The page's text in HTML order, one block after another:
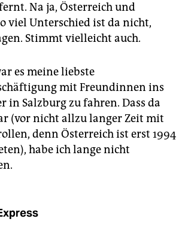
Na ja, Österreich und
viel Unterschied ist da nicht,
Stimmt vielleicht auch.
es meine liebste
mit Freundinnen ins
in Salzburg zu fahren. Dass da
(vor nicht allzu langer Zeit mit
denn Österreich ist erst 1994
habe ich lange nicht